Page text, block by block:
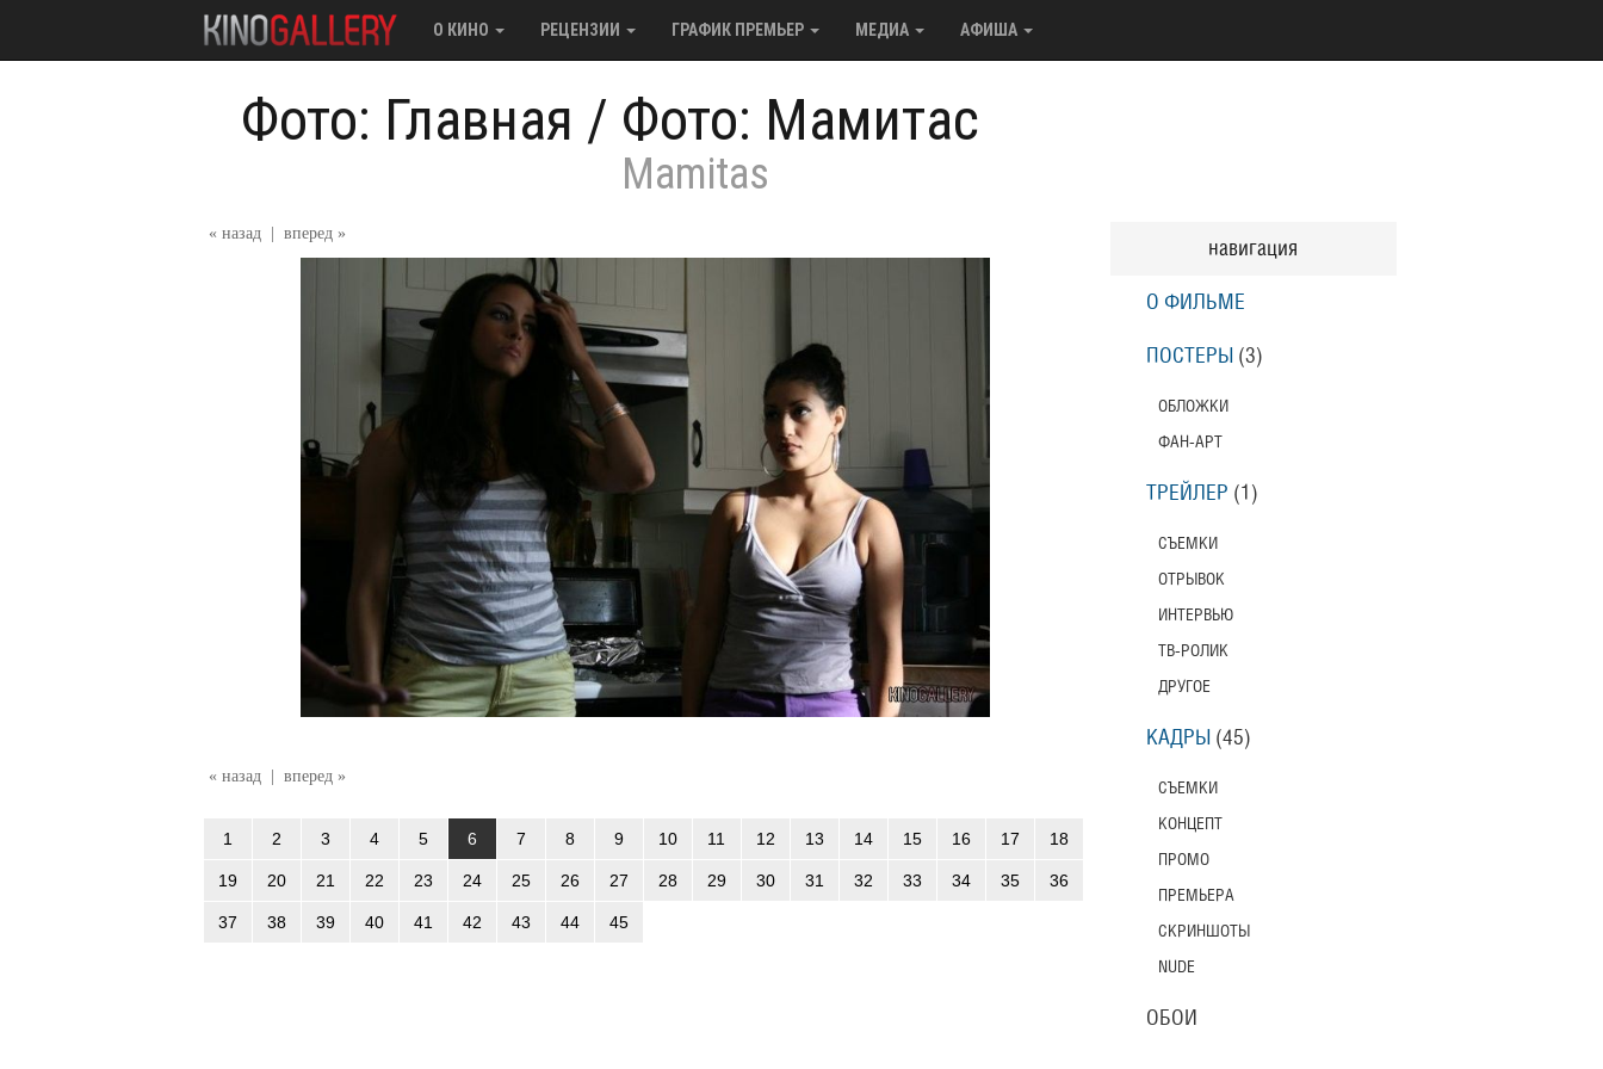
О КИНО РЕЦЕНЗИИ ГРАФИК ПРЕМЬЕР МЕДИА АФИША
Фото: Главная / Фото: Мамитас
Mamitas
« назад вперед »
« назад вперед »
1 2 3 4 5 6 7 8 9 10 11 12 13 14 15 16 17 18
19 20 21 22 23 24 25 26 27 28 29 30 31 32 33 34 35 36
37 38 39 40 41 42 43 44 45
навигация
О ФИЛЬМЕ
ПОСТЕРЫ (3)
ОБЛОЖКИ
ФАН-АРТ
ТРЕЙЛЕР (1)
СЪЕМКИ
ОТРЫВОК
ИНТЕРВЬЮ
ТВ-РОЛИК
ДРУГОЕ
КАДРЫ (45)
СЪЕМКИ
КОНЦЕПТ
ПРОМО
ПРЕМЬЕРА
СКРИНШОТЫ
NUDE
ОБОИ